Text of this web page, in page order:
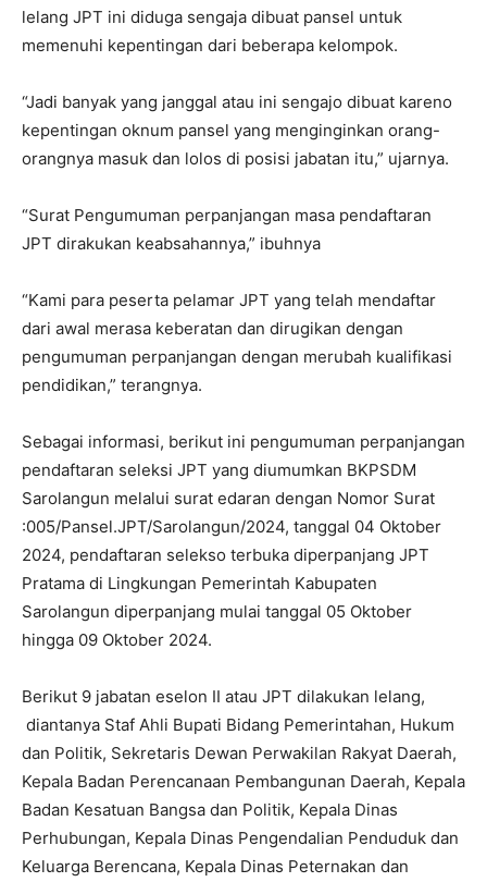
lelang JPT ini diduga sengaja dibuat pansel untuk
memenuhi kepentingan dari beberapa kelompok.
“Jadi banyak yang janggal atau ini sengajo dibuat kareno
kepentingan oknum pansel yang menginginkan orang-
orangnya masuk dan lolos di posisi jabatan itu,” ujarnya.
“Surat Pengumuman perpanjangan masa pendaftaran
JPT dirakukan keabsahannya,” ibuhnya
“Kami para peserta pelamar JPT yang telah mendaftar
dari awal merasa keberatan dan dirugikan dengan
pengumuman perpanjangan dengan merubah kualifikasi
pendidikan,” terangnya.
Sebagai informasi, berikut ini pengumuman perpanjangan
pendaftaran seleksi JPT yang diumumkan BKPSDM
Sarolangun melalui surat edaran dengan Nomor Surat
:005/Pansel.JPT/Sarolangun/2024, tanggal 04 Oktober
2024, pendaftaran selekso terbuka diperpanjang JPT
Pratama di Lingkungan Pemerintah Kabupaten
Sarolangun diperpanjang mulai tanggal 05 Oktober
hingga 09 Oktober 2024.
Berikut 9 jabatan eselon II atau JPT dilakukan lelang,
diantanya Staf Ahli Bupati Bidang Pemerintahan, Hukum
dan Politik, Sekretaris Dewan Perwakilan Rakyat Daerah,
Kepala Badan Perencanaan Pembangunan Daerah, Kepala
Badan Kesatuan Bangsa dan Politik, Kepala Dinas
Perhubungan, Kepala Dinas Pengendalian Penduduk dan
Keluarga Berencana, Kepala Dinas Peternakan dan